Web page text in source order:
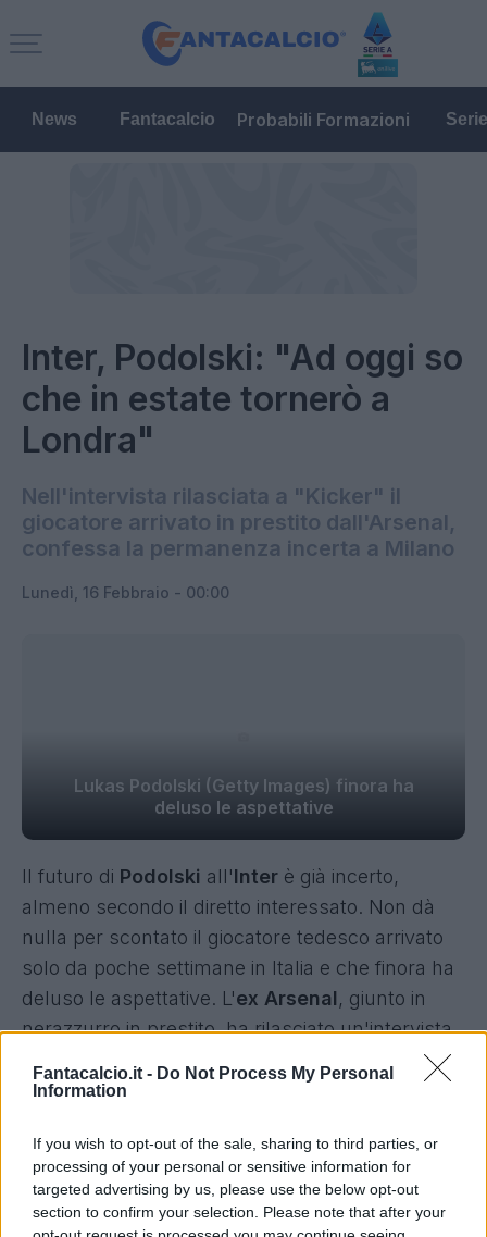
Fantacalcio.it - Do Not Process My Personal
Information
If you wish to opt-out of the sale, sharing to third parties, or
processing of your personal or sensitive information for
targeted advertising by us, please use the below opt-out
section to confirm your selection. Please note that after your
News Fantacalcio Probabili Formazioni
Inter, Podolski: "Ad oggi so
che in estate tornerò a
Londra"
Nell'intervista rilasciata a "Kicker" il
giocatore arrivato in prestito dall'Arsenal,
confessa la permanenza incerta a Milano
Lunedì, 16 Febbraio - 00:00
Lukas Podolski (Getty Images) finora ha
deluso le aspettative
Il futuro di Podolski all'Inter è già incerto,
almeno secondo il diretto interessato. Non dà
nulla per scontato il giocatore tedesco arrivato
solo da poche settimane in Italia e che finora ha
deluso le aspettative. L'ex Arsenal, giunto in
nerazzurro in prestito, ha rilasciato un'intervista
dichiarato tutta la sua incertezza sulla
"All'Inter sono stato accolto molto bene. C'è
differenza rispetto a Londra, ma non ho avuto